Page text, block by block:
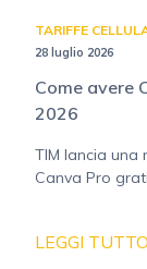
TARIFFE
28 luglio 2026
Come avere
2026
TIM lancia una
Canva Pro
LEGGI TUTTO